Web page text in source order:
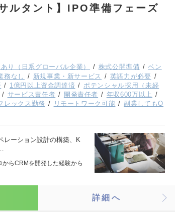
ルタント】IPO準備フェーズ
り（日系グローバル企業） 株式公開準備
ベン
務なし 新規事業・新サービス
英語力が必要
1億円以上資金調達済
ポテンシャル採用（未経
サービス責任者 開発責任者
年収600万以上
レックス勤務 リモートワーク可能
副業してもO
レーション設計の構築、K
らCRMを開発した経験から
詳細へ